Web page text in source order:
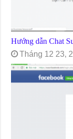
Hướng dẫn Chat
Tháng 12 23,